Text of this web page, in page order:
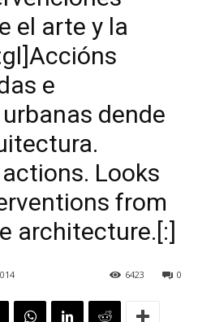
el arte y la
e
dende
Looks
from
architecture.[:]
0
6423